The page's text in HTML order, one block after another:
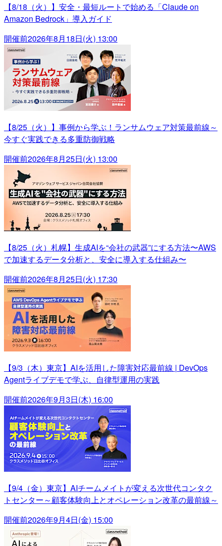
【8/18（火）】安全・最短ルートで始める「Claude on
Amazon Bedrock」導入ガイド
開催前2026年8月18日(火) 13:00
【8/25（火）】事例から学ぶ！ランサムウェア対策最前線～
今すぐ実践できる多重防御戦略
開催前2026年8月25日(火) 13:00
【8/25（火）札幌】生成AIを“会社の武器”にする方法〜AWS
で加速するデータ分析と、安全に導入する仕組み〜
開催前2026年8月25日(火) 17:30
【9/3（木）東京】AIを活用した障害対応最前線 | DevOps
Agentライブデモで学ぶ、自律型運用の実践
開催前2026年9月3日(木) 16:00
【9/4（金）東京】AIチームメイトが変える次世代コンタク
トセンター～顧客体験向上とオペレーション改革の最前線～
開催前2026年9月4日(金) 15:00